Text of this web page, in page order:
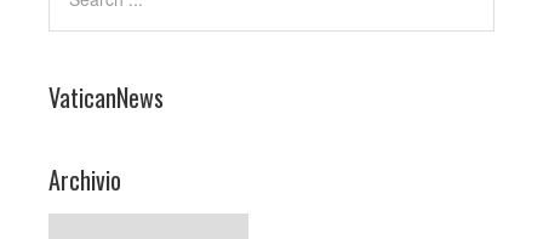
VaticanNews
Archivio